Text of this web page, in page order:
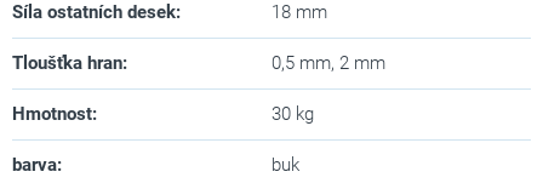
Síla ostatních desek: 18 mm
Tloušťka hran: 0,5 mm, 2 mm
Hmotnost: 30 kg
barva: buk